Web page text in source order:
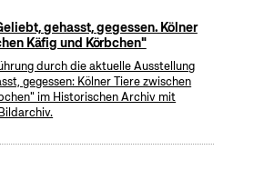
gehasst, gegessen. Kölner
Käfig und Körbchen"
durch die aktuelle Ausstellung
gegessen: Kölner Tiere zwischen
im Historischen Archiv mit